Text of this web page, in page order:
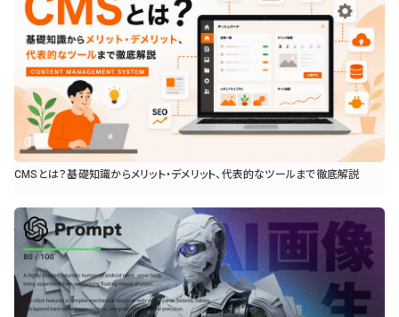
CMSとは？基礎知識からメリット・デメリット、代表的なツールまで徹底解説